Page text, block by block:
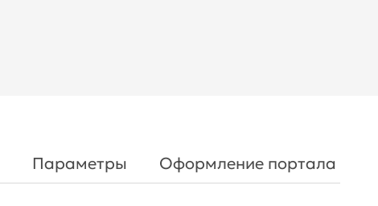
Параметры Оформление портала